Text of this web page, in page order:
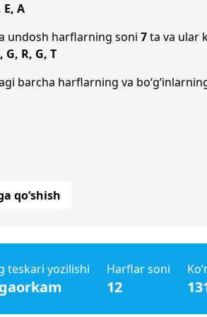
E, A
undosh harflarning soni 7ta va ular
G, R, G, T
barcha harflarning va
qo‘shish
teskari yozilishi Harflar soni
12